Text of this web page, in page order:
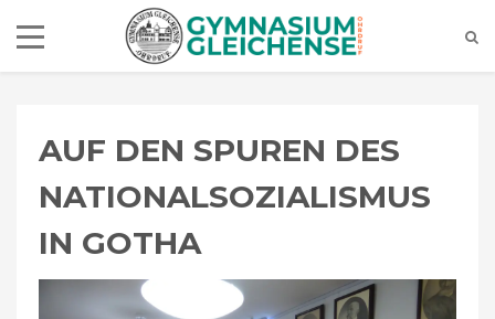
AUF DEN SPUREN DES
NATIONALSOZIALISMUS
IN GOTHA